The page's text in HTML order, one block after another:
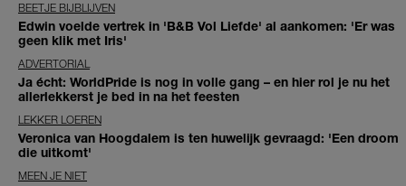
BEETJE BIJBLIJVEN
Edwin voelde vertrek in 'B&B Vol Liefde' al aankomen: 'Er was
geen klik met Iris'
ADVERTORIAL
Ja écht: WorldPride is nog in volle gang – en hier rol je nu het
allerlekkerst je bed in na het feesten
LEKKER LOEREN
Veronica van Hoogdalem is ten huwelijk gevraagd: 'Een droom
die uitkomt'
MEEN JE NIET